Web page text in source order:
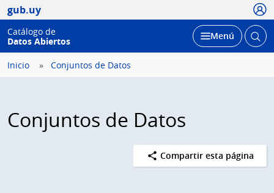
gub.uy
Catálogo de
Datos Abiertos
Desplegar
Menú Abrir
Inicio Conjuntos de Datos
Conjuntos de Datos
Compartir esta página